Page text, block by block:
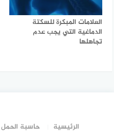
العلامات المبكرة للسكتة
الدماغية التي يجب عدم
تجاهلها
الرئيسية حاسبة الحمل